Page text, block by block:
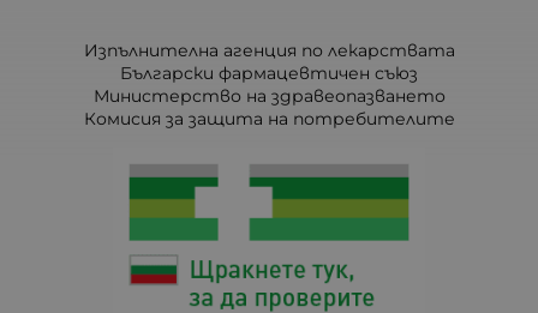
Изпълнителна агенция по лекарствата
Български фармацевтичен съюз
Министерство на здравеопазването
Комисия за защита на потребителите